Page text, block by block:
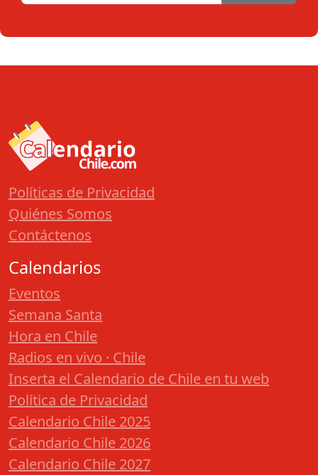
Políticas de Privacidad
Quiénes Somos
Contáctenos
Calendarios
Eventos
Semana Santa
Hora en Chile
Radios en vivo · Chile
Inserta el Calendario de Chile en tu web
Política de Privacidad
Calendario Chile 2025
Calendario Chile 2026
Calendario Chile 2027